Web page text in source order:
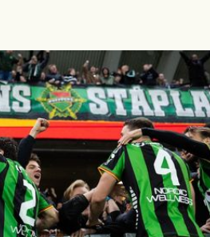
kollektiv styrka och individuell